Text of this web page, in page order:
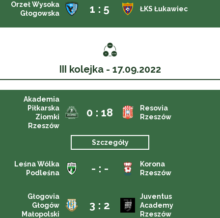
Orzeł Wysoka
Głogowska
1 : 5 ŁKS Łukawiec
III kolejka - 17.09.2022
Akademia
Piłkarska
Ziomki
Rzeszów
0 : 18
Resovia
Rzeszów
Szczegóły
Leśna Wólka
Podleśna
- : -
Korona
Rzeszów
Głogovia
Głogów
Małopolski
3 : 2
Juventus
Academy
Rzeszów